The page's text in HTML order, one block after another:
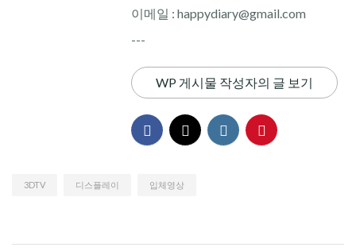
이메일 : happydiary@gmail.com
---
WP 게시물 작성자의 글 보기
3DTV 디스플레이 입체영상